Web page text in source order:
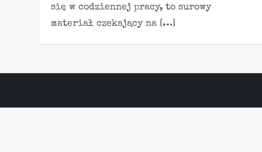
się w codziennej pracy, to surowy
materiał czekający na […]